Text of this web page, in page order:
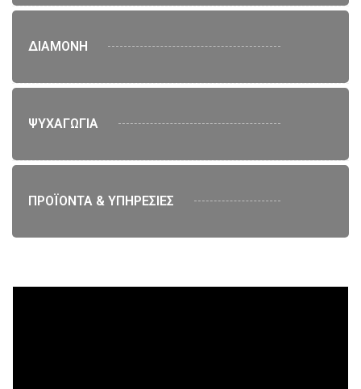
ΔΙΑΜΟΝΗ
ΨΥΧΑΓΩΓΙΑ
ΠΡΟΪΟΝΤΑ & ΥΠΗΡΕΣΙΕΣ